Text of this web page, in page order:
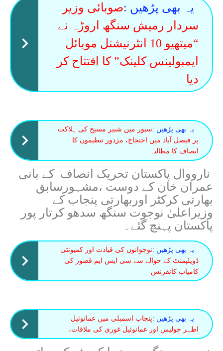
یہ بھی پڑھیں :صوبائی وزیر
سردار رمیش سنگھ اروڑہ نے
“میتھیو 10 انٹرنیشنل موبائل
ایمبولینس کلینک” کا افتتاح کر
دیا
یہ بھی پڑھیں :سیور مین شبیر مسیح کی ہلاکت
پر فیصل آباد میں احتجاج، مزدور تنظیموں کا
انصاف کا مطالبہ
نارووال پاکستان تحریک انصاف کے بانی
عمران خان کے دوست ،مشہورسابق
بھارتی کرکٹر اوربھارتی پنجاب کے
وزیراعلیٰ نوجوت سنگھ سدھو کرتار پور
پاکستان پہنچ گئے۔
یہ بھی پڑھیں :نوجوانوں کی قیادت اور کمیونٹی
ڈویلپمنٹ کے حوالے سے سی ایس ایم قصور کی
کامیاب کانفرنس
یہ بھی پڑھیں :پنجاب اسمبلی میں عمانوئیل
اطہر جولیس اور عمانوئیل غوری کی ملاقات،